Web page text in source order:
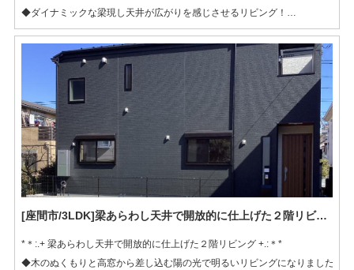
◆ダイナミックな梁現し天井が広がりを感じさせるリビング！
◆木のぬくもりを感じながら、洋風和室が寛ぎのスペースに！
[座間市/3LDK]梁あらわし天井で開放的に仕上げた２階リビング
*＊:.+ 梁あらわし天井で開放的に仕上げた２階リビング +.:＊*
◆木のぬくもりと高窓から差し込む陽の光で明るいリビングになりました